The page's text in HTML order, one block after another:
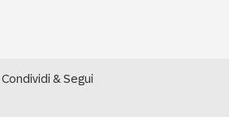
Condividi & Segui